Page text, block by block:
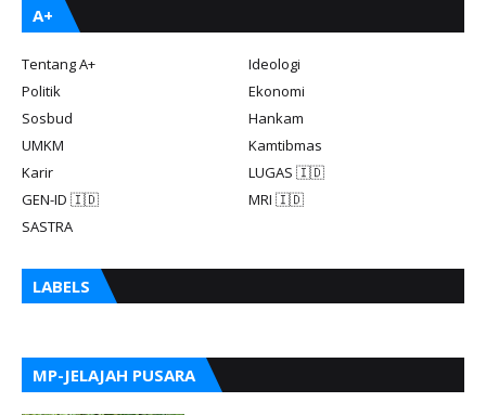
A+
Tentang A+
Ideologi
Politik
Ekonomi
Sosbud
Hankam
UMKM
Kamtibmas
Karir
LUGAS 🇮🇩
GEN-ID 🇮🇩
MRI 🇮🇩
SASTRA
LABELS
MP-JELAJAH PUSARA